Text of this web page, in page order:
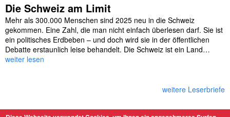
Die Schweiz am Limit
Mehr als 300.000 Menschen sind 2025 neu in die Schweiz
gekommen. Eine Zahl, die man nicht einfach überlesen darf. Sie ist
ein politisches Erdbeben – und doch wird sie in der öffentlichen
Debatte erstaunlich leise behandelt. Die Schweiz ist ein Land…
weiter lesen
weitere Leserbriefe